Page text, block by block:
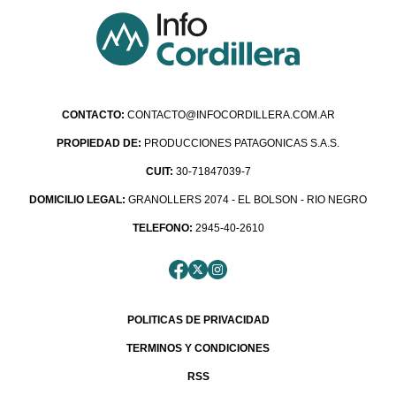
CONTACTO: CONTACTO@INFOCORDILLERA.COM.AR
PROPIEDAD DE: PRODUCCIONES PATAGONICAS S.A.S.
CUIT: 30-71847039-7
DOMICILIO LEGAL: GRANOLLERS 2074 - EL BOLSON - RIO NEGRO
TELEFONO: 2945-40-2610
POLITICAS DE PRIVACIDAD
TERMINOS Y CONDICIONES
RSS